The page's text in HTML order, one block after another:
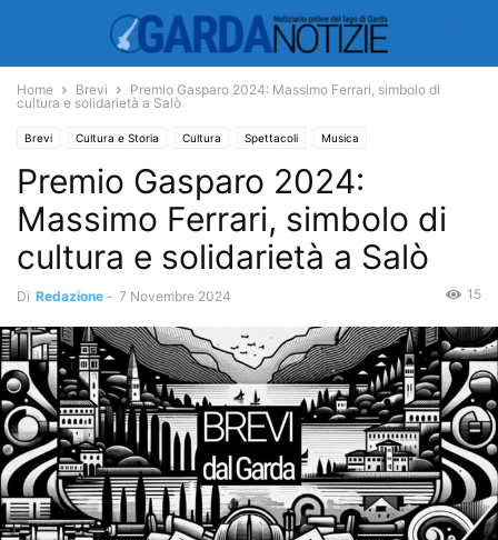
Home Brevi
Premio Gasparo 2024: Massimo Ferrari, simbolo di
cultura e solidarietà a Salò
Brevi Cultura e Storia Cultura Spettacoli Musica
Premio Gasparo 2024:
Massimo Ferrari, simbolo di
cultura e solidarietà a Salò
Di Redazione - 7 Novembre 2024 15